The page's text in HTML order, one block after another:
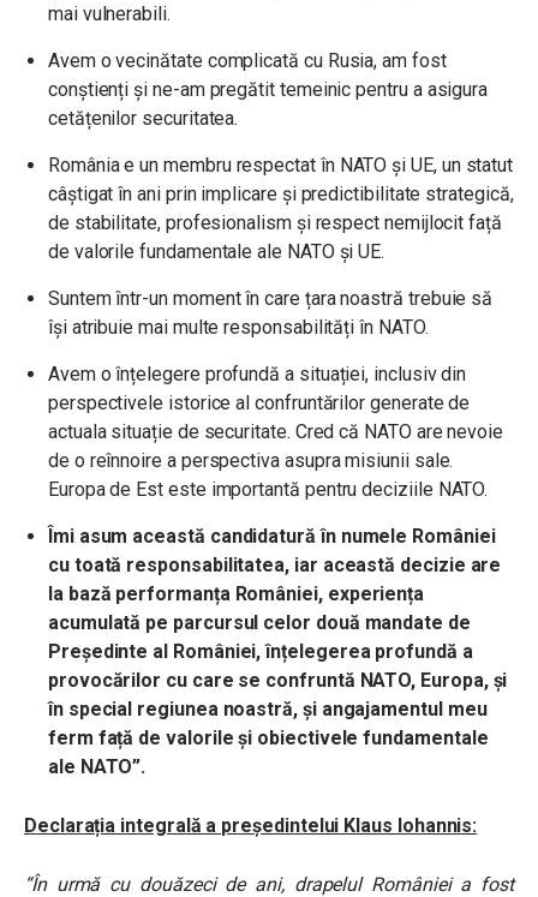
mai vulnerabili.
Avem o vecinătate complicată cu Rusia, am fost
conștienți și ne-am pregătit temeinic pentru a asigura
cetățenilor securitatea.
România e un membru respectat în NATO și UE, un statut
câștigat în ani prin implicare și predictibilitate strategică,
de stabilitate, profesionalism și respect nemijlocit față
de valorile fundamentale ale NATO și UE.
Suntem într-un moment în care țara noastră trebuie să
își atribuie mai multe responsabilități în NATO.
Avem o înțelegere profundă a situației, inclusiv din
perspectivele istorice al confruntărilor generate de
actuala situație de securitate. Cred că NATO are nevoie
de o reînnoire a perspectiva asupra misiunii sale.
Europa de Est este importantă pentru deciziile NATO.
Îmi asum această candidatură în numele României
cu toată responsabilitatea, iar această decizie are
la bază performanța României, experiența
acumulată pe parcursul celor două mandate de
Președinte al României, înțelegerea profundă a
provocărilor cu care se confruntă NATO, Europa, și
în special regiunea noastră, și angajamentul meu
ferm față de valorile și obiectivele fundamentale
ale NATO”.
Declarația integrală a președintelui Klaus Iohannis:
“În urmă cu douăzeci de ani, drapelul României a fost